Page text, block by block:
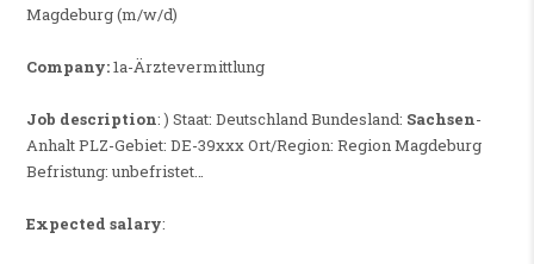
Magdeburg (m/w/d)
Company:1a-Ärztevermittlung
Job description: ) Staat: Deutschland Bundesland: Sachsen-
Anhalt PLZ-Gebiet: DE-39xxx Ort/Region: Region Magdeburg
Befristung: unbefristet…
Expected salary: